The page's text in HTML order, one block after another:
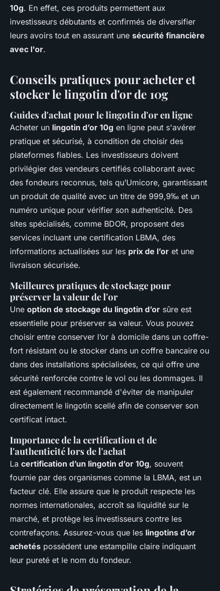
10g. En effet, ces produits permettent aux
investisseurs débutants et confirmés de diversifier
leurs avoirs tout en assurant une sécurité financière
avec l'or.
Conseils pratiques pour acheter et
stocker le lingotin d'or de 10g
Guides d'achat pour le lingotin d'or en ligne
Acheter un lingotin d’or 10g en ligne peut s'avérer
pratique et sécurisé, à condition de choisir des
plateformes fiables. Les investisseurs doivent
privilégier des vendeurs certifiés collaborant avec
des fondeurs reconnus, tels qu’Umicore, garantissant
un produit de qualité avec un titre de 999,9‰ et un
numéro unique pour vérifier son authenticité. Des
sites spécialisés, comme BDOR, proposent des
services incluant une certification LBMA, des
informations actualisées sur les prix de l’or et une
livraison sécurisée.
Meilleures pratiques de stockage pour
préserver la valeur de l'or
Une option de stockage du lingotin d’or sûre est
essentielle pour préserver sa valeur. Vous pouvez
choisir entre conserver l’or à domicile dans un coffre-
fort résistant ou le stocker dans un coffre bancaire ou
dans des installations spécialisées, ce qui offre une
sécurité renforcée contre le vol ou les dommages. Il
est également recommandé d'éviter de manipuler
directement le lingotin scellé afin de conserver son
certificat intact.
Importance de la certification et de
l'authenticité lors de l'achat
La certification d’un lingotin d’or 10g, souvent
fournie par des organismes comme la LBMA, est un
facteur clé. Elle assure que le produit respecte les
normes internationales, accroît sa liquidité sur le
marché, et protège les investisseurs contre les
contrefaçons. Assurez-vous que les lingotins d’or
achetés possèdent une estampille claire indiquant
leur pureté et le nom du fondeur.